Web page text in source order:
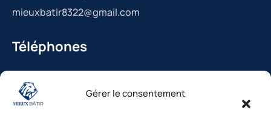
Gérer le consentement
mieuxbatir8322@gmail.com
Téléphones
La Bédoule : 04.42.36.29.99
St-Cannat : 04.42.36.29.99